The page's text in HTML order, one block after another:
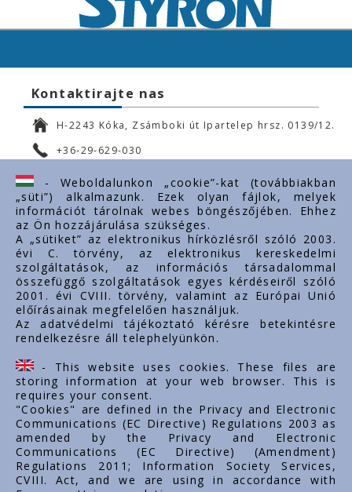
Kontaktirajte nas
H-2243 Kóka, Zsámboki út Ipartelep hrsz. 0139/12.
+36-29-629-030
ertekesites@styron.hu
export@styron.hu
www.styron.hu
Važni linkovi
O nama
Dokumenti
Kontakt
Karijera
- Weboldalunkon „cookie”-kat (továbbiakban
„süti”) alkalmazunk. Ezek olyan fájlok, melyek
információt tárolnak webes böngészőjében. Ehhez
az Ön hozzájárulása szükséges.
A „sütiket” az elektronikus hírközlésről szóló 2003.
évi C. törvény, az elektronikus kereskedelmi
szolgáltatások, az információs társadalommal
összefüggő szolgáltatások egyes kérdéseiről szóló
2001. évi CVIII. törvény, valamint az Európai Unió
előírásainak megfelelően használjuk.
Az adatvédelmi tájékoztató kérésre betekintésre
rendelkezésre áll telephelyünkön.
- This website uses cookies. These files are
storing information at your web browser. This is
requires your consent.
"Cookies" are defined in the Privacy and Electronic
Communications (EC Directive) Regulations 2003 as
amended by the Privacy and Electronic
Communications (EC Directive) (Amendment)
Regulations 2011; Information Society Services,
CVIII. Act, and we are using in accordance with